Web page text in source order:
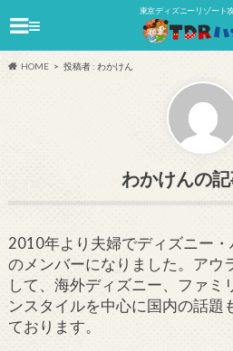
東京ディズニーリゾート
≡
HOME 投稿者 : わかけん
わかけん
2010年より夫婦でディズニー
のメンバーになりました。アウ
して、海外ディズニー、ファミ
ンスタイルを中心に国内の話題
ております。